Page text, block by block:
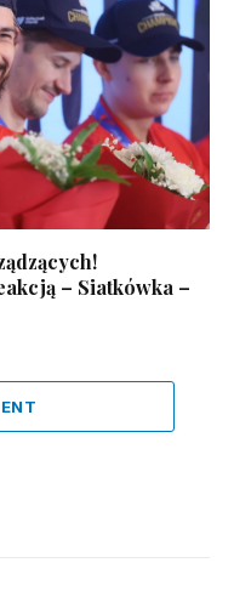
– Siatkówka –